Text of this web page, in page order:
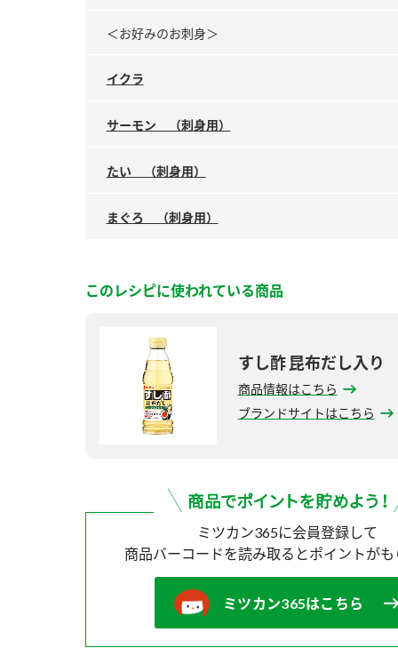
＜お好みのお刺身＞
イクラ
サーモン （刺身用）
たい （刺身用）
まぐろ （刺身用）
このレシピに使われている商品
すし酢 昆布だし入り
商品情報はこちら
ブランドサイトはこちら
ミツカン365に会員登録して
商品バーコードを読み取ると ポイントが
ミツカン365はこちら